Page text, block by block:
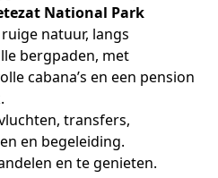
National Park
natuur, langs
bergpaden, met
cabana’s en een pension
transfers,
en begeleiding.
en te genieten.